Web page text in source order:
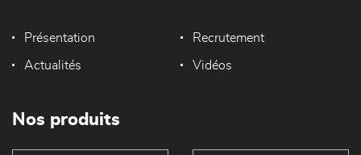
Présentation Recrutement
Actualités Vidéos
Nos produits